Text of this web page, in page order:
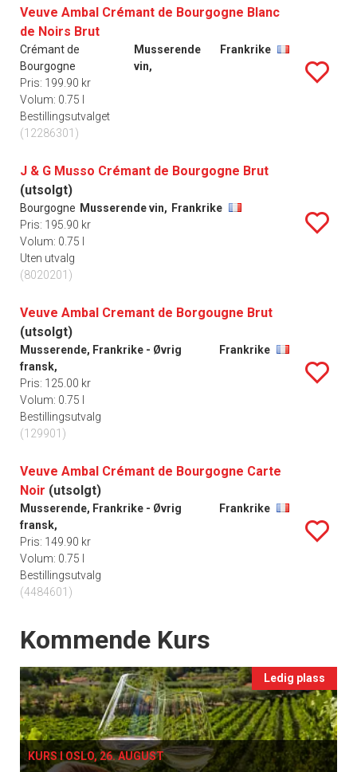
Veuve Ambal Crémant de Bourgogne Blanc
de Noirs Brut
Crémant de
Bourgogne
Musserende
vin,
Frankrike
Pris: 199.90 kr
Volum: 0.75 l
Bestillingsutvalget
(12286301)
J & G Musso Crémant de Bourgogne Brut
(utsolgt)
Bourgogne Musserende vin, Frankrike
Pris: 195.90 kr
Volum: 0.75 l
Uten utvalg
(8020201)
Veuve Ambal Cremant de Borgougne Brut
(utsolgt)
Musserende, Frankrike - Øvrig
fransk,
Frankrike
Pris: 125.00 kr
Volum: 0.75 l
Bestillingsutvalg
(129901)
Veuve Ambal Crémant de Bourgogne Carte
Noir (utsolgt)
Musserende, Frankrike - Øvrig
fransk,
Frankrike
Pris: 149.90 kr
Volum: 0.75 l
Bestillingsutvalg
(4484601)
Events
Kommende Kurs
Ledig plass
KURS I OSLO, 26. AUGUST